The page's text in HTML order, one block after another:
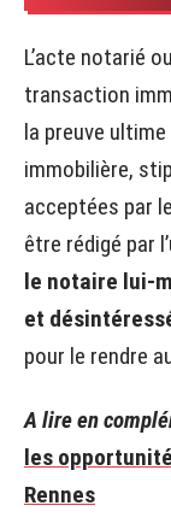
L’acte notarié
transaction
la preuve
immobilière,
acceptées par
être rédigé par
le notaire lui-
et
pour le rendre
A lire en
les
Rennes